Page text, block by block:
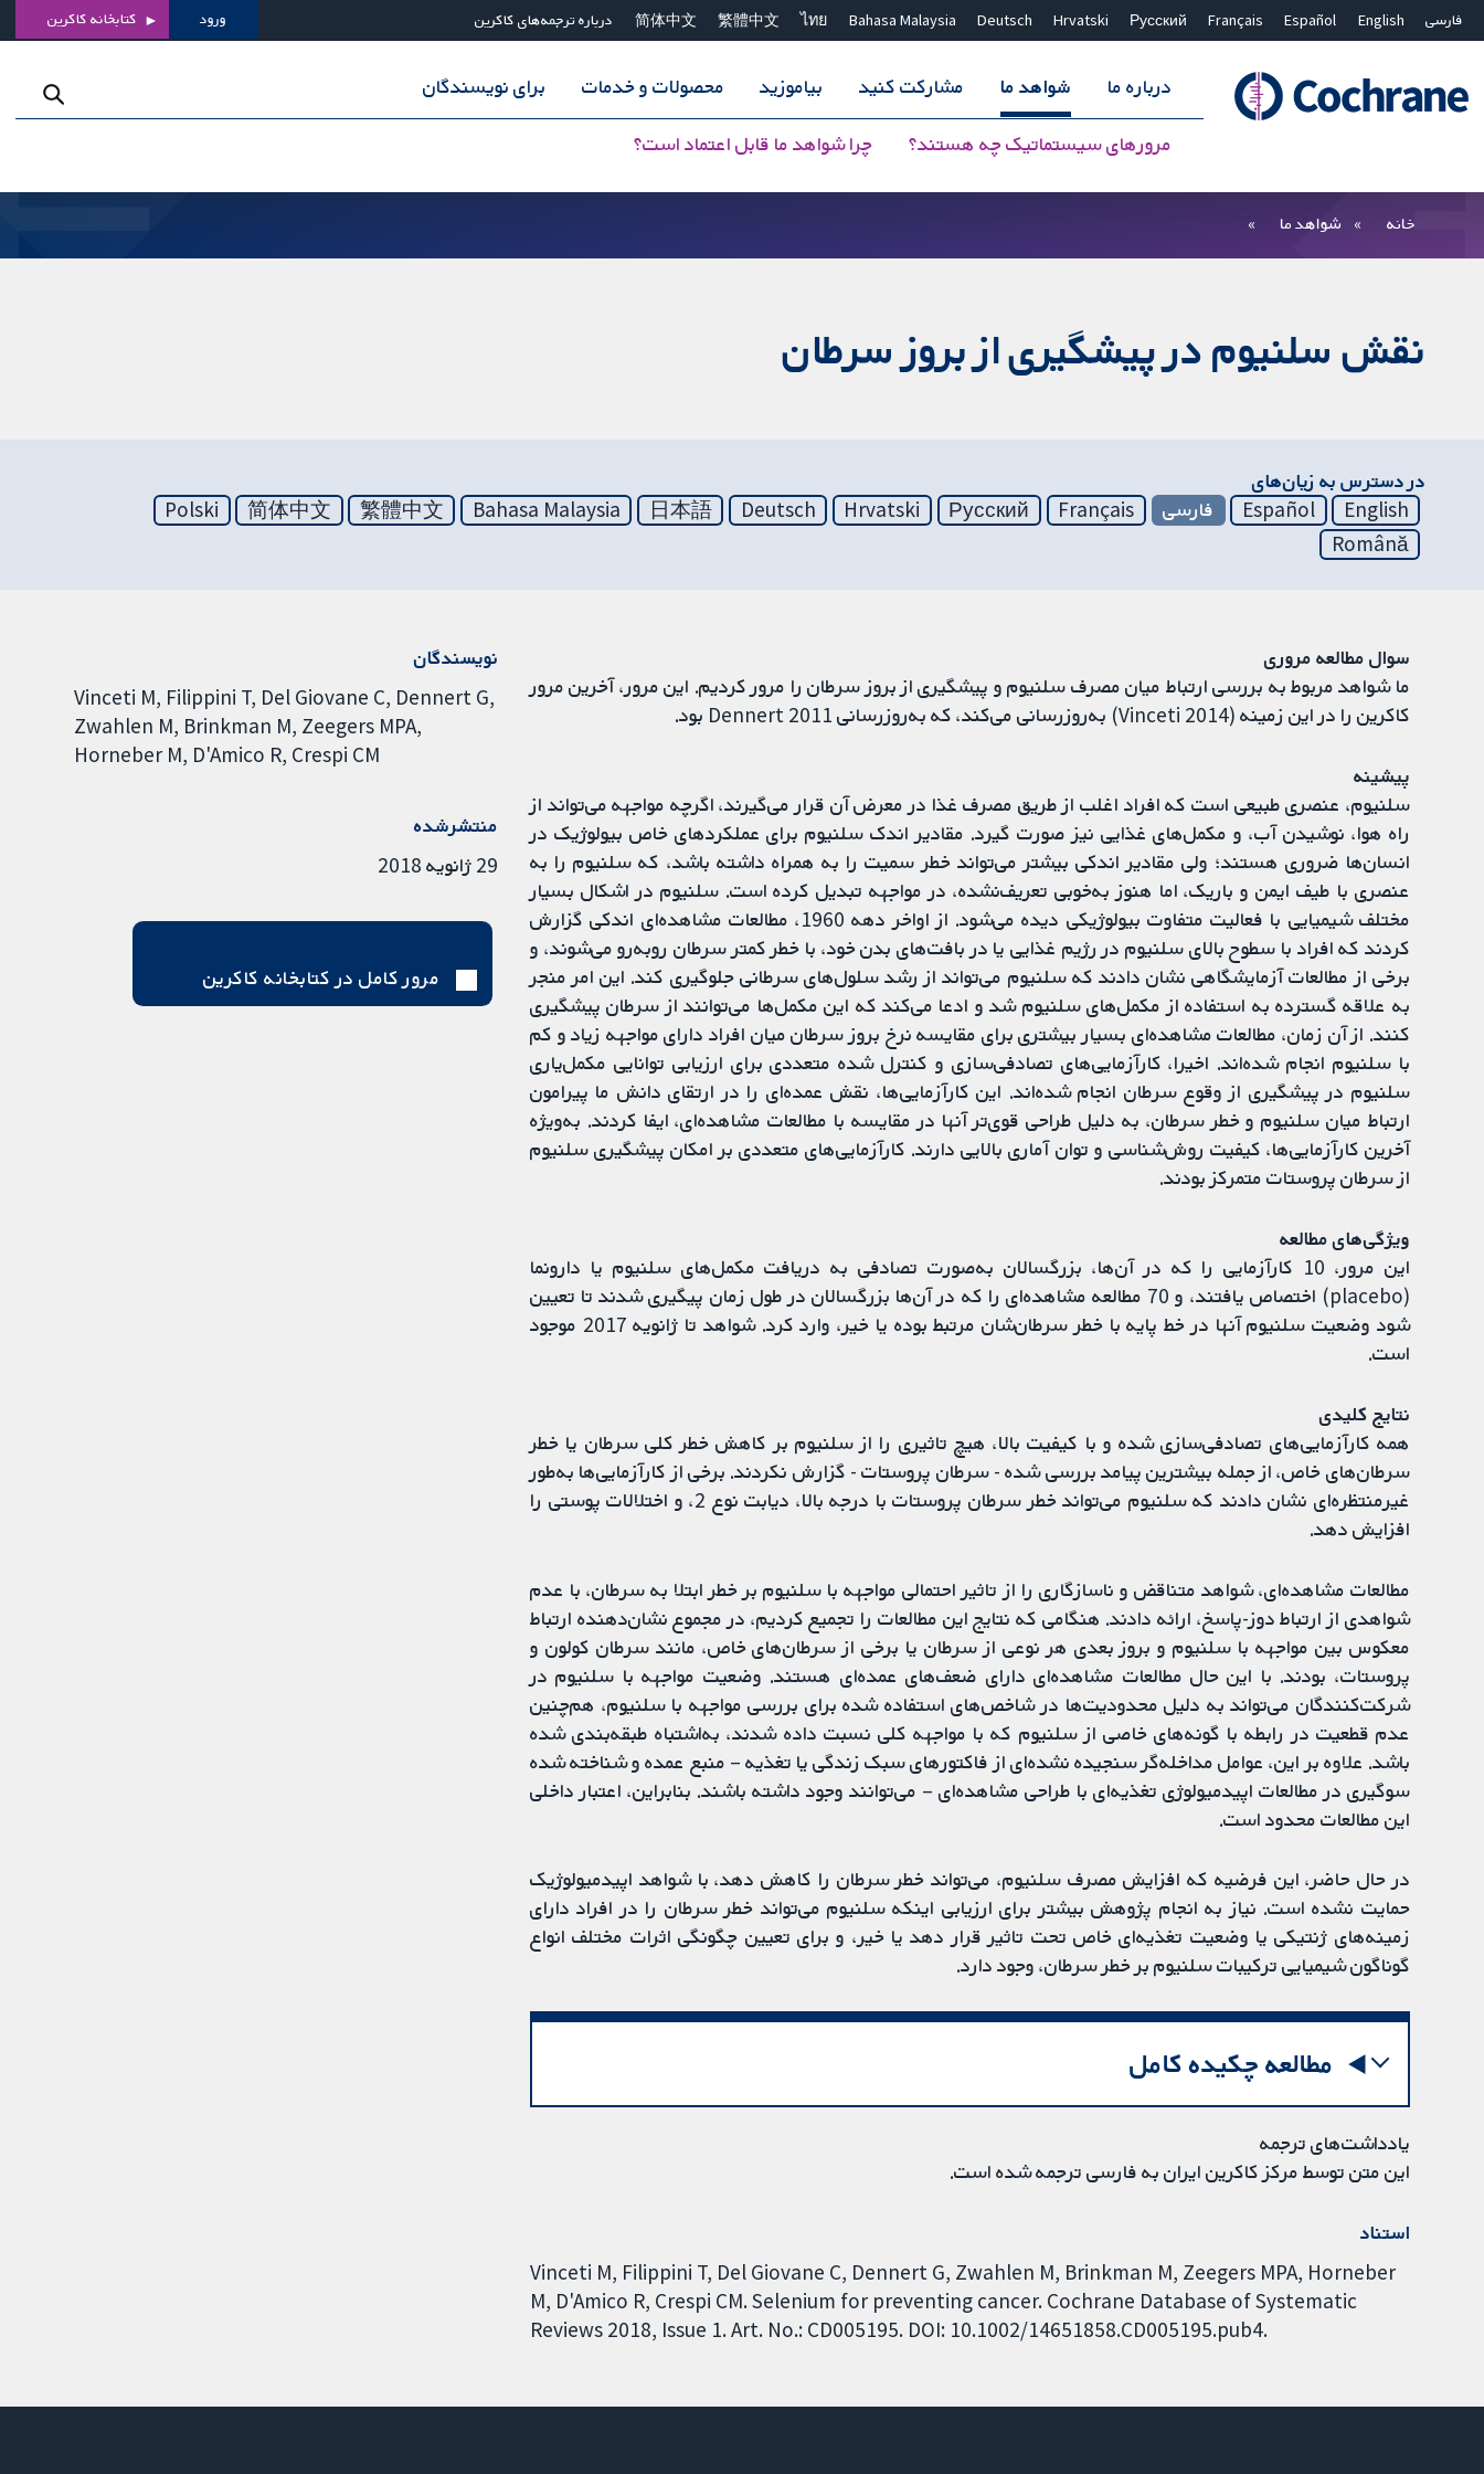
فارسی English
Español
Français
Русский
Hrvatski
Deutsch
Bahasa Malaysia
ไทย
繁體中文
简体中文 درباره ترجمه‌های کاکرین ورود کتابخانه کاکرین
درباره ما شواهد ما
مرورهای سیستماتیک چه هستند؟ چرا شواهد ما قابل اعتماد است؟
مشارکت کنید بیاموزید محصولات و خدمات برای نویسندگان
بستن جستجو ✖
خانه شواهد ما
نقش سلنیوم در پیشگیری از بروز سرطان
در دسترس به زیان‌های
English
Español فارسی Français
Русский
Hrvatski
Deutsch
日本語
Bahasa Malaysia
繁體中文
简体中文
Polski
Română
سوال مطالعه مروری
ما شواهد مربوط به بررسی ارتباط میان مصرف سلنیوم و پیشگیری از بروز سرطان را مرور کردیم. این مرور، آخرین مرور
کاکرین را در این زمینه (Vinceti 2014) به‌روز‌رسانی می‌کند، که به‌روزرسانی Dennert 2011 بود.
پیشینه
سلنیوم، عنصری طبیعی است که افراد اغلب از طریق مصرف غذا در معرض آن قرار می‌گیرند، اگرچه مواجهه می‌تواند از
راه هوا، نوشیدن آب، و مکمل‌های غذایی نیز صورت گیرد. مقادیر اندک سلنیوم برای عملکردهای خاص بیولوژیک در
انسان‌ها ضروری هستند؛ ولی مقادیر اندکی بیشتر می‌تواند خطر سمیت را به همراه داشته باشد، که سلنیوم را به
عنصری با طیف ایمن و باریک، اما هنوز به‌خوبی تعریف‌نشده، در مواجهه تبدیل کرده است. سلنیوم در اشکال بسیار
مختلف شیمیایی با فعالیت متفاوت بیولوژیکی دیده می‌شود. از اواخر دهه 1960، مطالعات مشاهده‌ای اندکی گزارش
کردند که افراد با سطوح بالای سلنیوم در رژیم غذایی یا در بافت‌های بدن خود، با خطر کمتر سرطان روبه‌رو می‌شوند، و
برخی از مطالعات آزمایشگاهی نشان دادند که سلنیوم می‌تواند از رشد سلول‌های سرطانی جلوگیری کند. این امر منجر
به علاقه گسترده به استفاده از مکمل‌های سلنیوم شد و ادعا می‌کند که این مکمل‌ها می‌توانند از سرطان پیشگیری
کنند. از آن زمان، مطالعات مشاهده‌ای بسیار بیشتری برای مقایسه نرخ بروز سرطان میان افراد دارای مواجهه زیاد و کم
با سلنیوم انجام شده‌اند. اخیرا، کارآزمایی‌های تصادفی‌سازی و کنترل‌ شده متعددی برای ارزیابی توانایی مکمل‌یاری
سلنیوم در پیشگیری از وقوع سرطان انجام شده‌اند. این کارآزمایی‌ها، نقش عمده‌ای را در ارتقای دانش ما پیرامون
ارتباط میان سلنیوم و خطر سرطان، به دلیل طراحی قوی‌تر آنها در مقایسه با مطالعات مشاهده‌ای، ایفا کردند. به‌ویژه
آخرین کارآزمایی‌ها، کیفیت روش‌شناسی و توان آماری بالایی دارند. کارآزمایی‌های متعددی بر امکان پیشگیری سلنیوم
از سرطان پروستات متمرکز بودند.
ویژگی‌های مطالعه
این مرور، 10 کارآزمایی را که در آن‌ها، بزرگسالان به‌صورت تصادفی به دریافت مکمل‌های سلنیوم یا دارونما
(placebo) اختصاص یافتند، و 70 مطالعه مشاهده‌ای را که در آن‌ها بزرگسالان در طول زمان پیگیری شدند تا تعیین
شود وضعیت سلنیوم آنها در خط پایه با خطر سرطان‌شان مرتبط بوده یا خیر، وارد کرد. شواهد تا ژانویه 2017 موجود
است.
نتایج کلیدی
همه کارآزمایی‌های تصادفی‌سازی شده و با کیفیت بالا، هیچ تاثیری را از سلنیوم بر کاهش خطر کلی سرطان یا خطر
سرطان‌های خاص، از جمله بیشترین پیامد بررسی‌ شده - سرطان پروستات - گزارش نکردند. برخی از کارآزمایی‌ها به‌طور
غیر‌منتظره‌ای نشان دادند که سلنیوم می‌تواند خطر سرطان پروستات با درجه بالا، دیابت نوع 2، و اختلالات پوستی را
افزایش دهد.
مطالعات مشاهده‌ای، شواهد متناقض و ناسازگاری را از تاثیر احتمالی مواجهه با سلنیوم بر خطر ابتلا به سرطان، با عدم
شواهدی از ارتباط دوز-پاسخ، ارائه دادند. هنگامی که نتایج این مطالعات را تجمیع کردیم، در مجموع نشان‌دهنده ارتباط
معکوس بین مواجهه با سلنیوم و بروز بعدی هر نوعی از سرطان یا برخی از سرطان‌های خاص، مانند سرطان کولون و
پروستات، بودند. با این حال مطالعات مشاهده‌ای دارای ضعف‌های عمده‌ای هستند. وضعیت مواجهه با سلنیوم در
شرکت‌کنندگان می‌تواند به دلیل محدودیت‌ها در شاخص‌های استفاده‌ شده برای بررسی مواجهه با سلنیوم، هم‌چنین
عدم قطعیت در رابطه با گونه‌های خاصی از سلنیوم که با مواجهه کلی نسبت داده شدند، به‌اشتباه طبقه‌بندی شده
باشد. علاوه بر این، عوامل مداخله‌گر سنجیده نشده‌ای از فاکتور‌های سبک زندگی یا تغذیه – منبع عمده و شناخته‌ شده
سوگیری در مطالعات اپیدمیولوژی تغذیه‌ای با طراحی مشاهده‌ای – می‌توانند وجود داشته باشند. بنابراین، اعتبار داخلی
این مطالعات محدود است.
در حال حاضر، این فرضیه که افزایش مصرف سلنیوم، می‌تواند خطر سرطان را کاهش دهد، با شواهد اپیدمیولوژیک
حمایت نشده است. نیاز به انجام پژوهش بیشتر برای ارزیابی اینکه سلنیوم می‌تواند خطر سرطان را در افراد دارای
زمینه‌های ژنتیکی یا وضعیت تغذیه‌ای خاص تحت تاثیر قرار دهد یا خیر، و برای تعیین چگونگی اثرات مختلف انواع
گوناگون شیمیایی ترکیبات سلنیوم بر خطر سرطان، وجود دارد.
مطالعه چکیده کامل
یادداشت‌های ترجمه
این متن توسط مرکز کاکرین ایران به فارسی ترجمه شده است.
استناد
Vinceti M, Filippini T, Del Giovane C, Dennert G, Zwahlen M, Brinkman M, Zeegers MPA, Horneber
M, D'Amico R, Crespi CM. Selenium for preventing cancer. Cochrane Database of Systematic
Reviews 2018, Issue 1. Art. No.: CD005195. DOI: 10.1002/14651858.CD005195.pub4.
نویسندگان
Vinceti M Filippini T Del Giovane C Dennert G
Zwahlen M Brinkman M Zeegers MPA
Horneber M D'Amico R Crespi CM
منتشرشده
29 ژانویه 2018
مرور کامل در کتابخانه کاکرین